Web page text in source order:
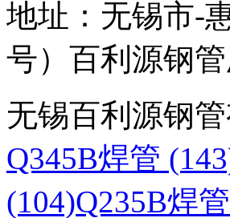
地址：无锡市-
号）百利源钢
无锡百利源钢
Q345B焊管
(104)Q235B焊